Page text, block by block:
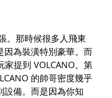
。那時候很多人飛東
因為裝潢特別豪華。而
提到 VOLCANO。第
的帥哥密度幾乎
設備。而是因為你知